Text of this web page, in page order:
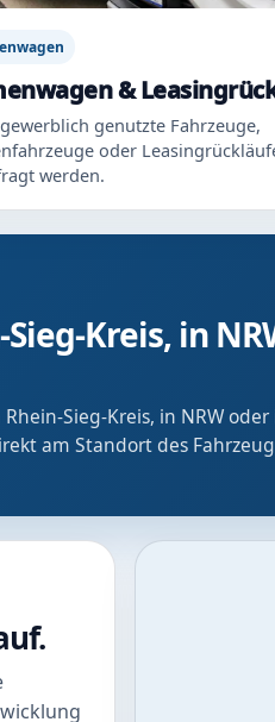
&
genutzte Fahrzeuge,
oder
werden.
Kreis, in
Sieg-Kreis, in NRW
am Standort des